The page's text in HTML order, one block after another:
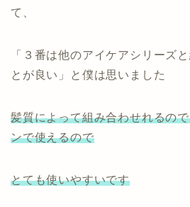
て、
「３番は他のアイケアシリーズ
とが良い」と僕は思いました
髪質によって組み合わせれるの
ンで使えるので
とても使いやすいです